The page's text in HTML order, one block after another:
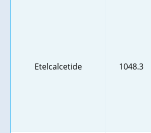
Etelcalcetide 1048.3